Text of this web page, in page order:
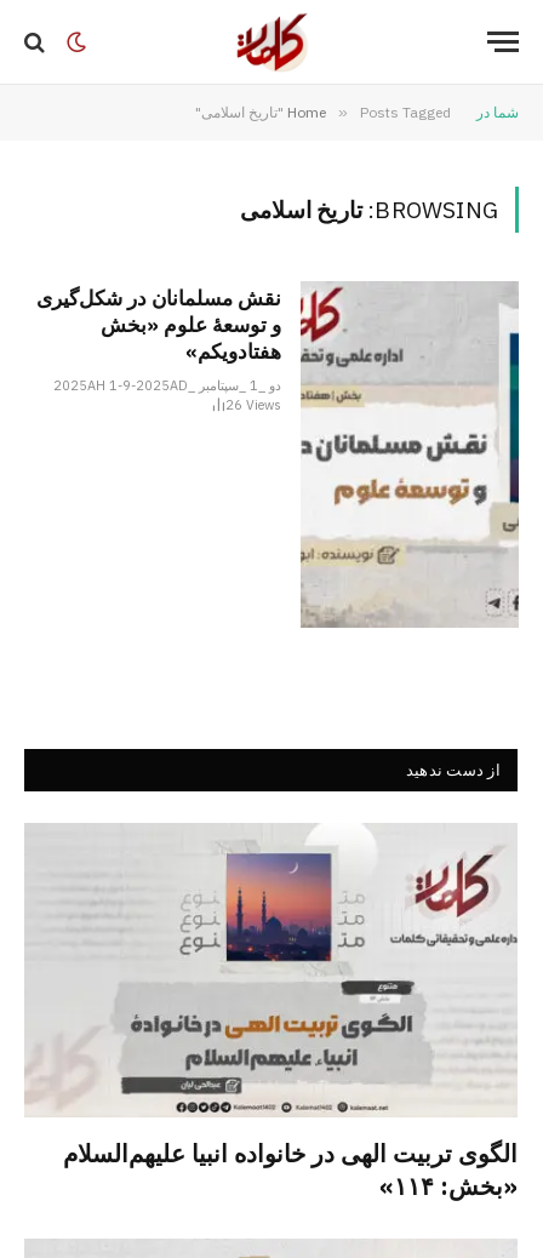
شما در Home » Posts Tagged "تاریخ اسلامی"
BROWSING: تاریخ اسلامی
نقش مسلمانان در شکل‌گیری
و توسعۀ علوم «بخش
هفتادو‌یکم»
دو _1 _سپتامبر _2025AH 1-9-2025AD
26Views
از دست ندهید
الگوی تربیت الهی در خانواده انبیا‌‌ علیهم‌السلام
«بخش: ۱۱۴»